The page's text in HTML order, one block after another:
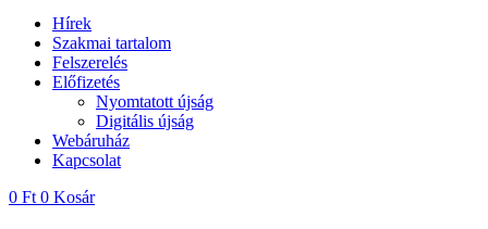
Hírek
Szakmai tartalom
Felszerelés
Előfizetés
Nyomtatott újság
Digitális újság
Webáruház
Kapcsolat
0 Ft 0 Kosár